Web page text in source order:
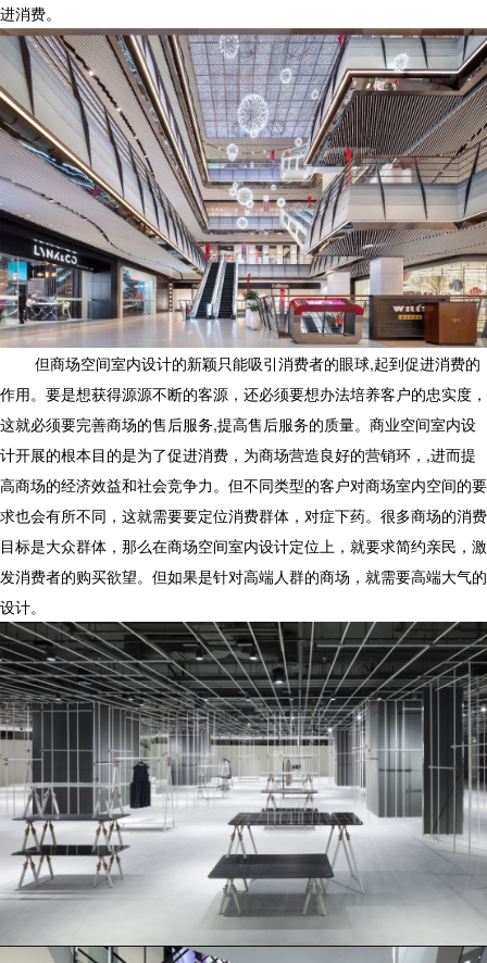
进消费。
但商场空间室内设计的新颖只能吸引消费者的眼球,起到促进消费的
作用。要是想获得源源不断的客源，还必须要想办法培养客户的忠实度，
这就必须要完善商场的售后服务,提高售后服务的质量。商业空间室内设
计开展的根本目的是为了促进消费，为商场营造良好的营销环，,进而提
高商场的经济效益和社会竞争力。但不同类型的客户对商场室内空间的要
求也会有所不同，这就需要要定位消费群体，对症下药。很多商场的消费
目标是大众群体，那么在商场空间室内设计定位上，就要求简约亲民，激
发消费者的购买欲望。但如果是针对高端人群的商场，就需要高端大气的
设计。